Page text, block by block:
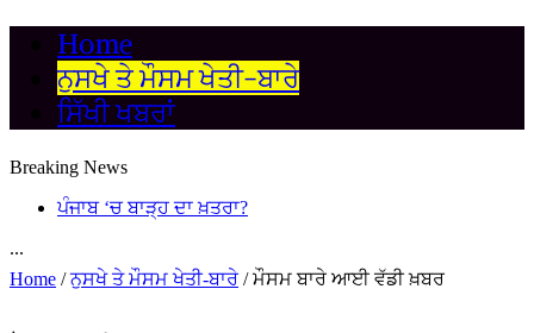
Home
ਨੁਸਖੇ ਤੇ ਮੌਸਮ ਖੇਤੀ-ਬਾਰੇ
ਸਿੱਖੀ ਖਬਰਾਂ
Breaking News
ਪੰਜਾਬ ‘ਚ ਬਾੜ੍ਹ ਦਾ ਖ਼ਤਰਾ?
...
Home / ਨੁਸਖੇ ਤੇ ਮੌਸਮ ਖੇਤੀ-ਬਾਰੇ / ਮੌਸਮ ਬਾਰੇ ਆਈ ਵੱਡੀ ਖ਼ਬਰ